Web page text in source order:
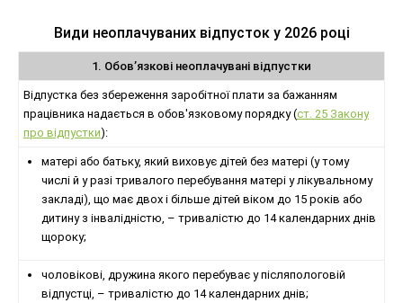
Види неоплачуваних відпусток у 2026 році
1. Обов’язкові неоплачувані відпустки
Відпустка без збереження заробітної плати за бажанням
працівника надається в обов'язковому порядку (ст. 25 Закону
про відпустки):
матері або батьку, який виховує дітей без матері (у тому
числі й у разі тривалого перебування матері у лікувальному
закладі), що має двох і більше дітей віком до 15 років або
дитину з інвалідністю, – тривалістю до 14 календарних днів
щороку;
чоловікові, дружина якого перебуває у післяпологовій
відпустці, – тривалістю до 14 календарних днів;